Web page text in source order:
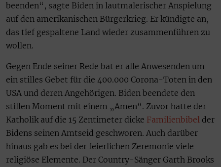
beenden“, sagte Biden in lautmalerischer Anspielung
auf den amerikanischen Bürgerkrieg. Er kündigte an,
das tief gespaltene Land wieder zusammenführen zu
wollen.
Gegen Ende seiner Rede bat er alle Anwesenden um
ein stilles Gebet für die 400.000 Corona-Toten in den
USA und deren Angehörigen. Biden beendete den
stillen Moment mit einem „Amen“. Zuvor hatte der
Katholik auf die 15 Zentimeter dicke Familienbibel der
Bidens seinen Amtseid geschworen. Auch darüber
hinaus gab es bei der feierlichen Zeremonie viele
religiöse Elemente. Der Country-Sänger Garth Brooks